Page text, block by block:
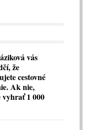
vás
že
cestovné
Ak nie,
vyhrať 1 000